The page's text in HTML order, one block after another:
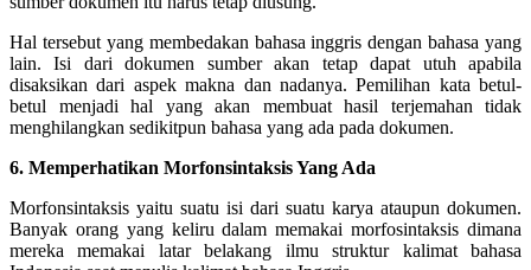
Hal tersebut yang membedakan bahasa inggris dengan bahasa yang
lain. Isi dari dokumen sumber akan tetap dapat utuh apabila
disaksikan dari aspek makna dan nadanya. Pemilihan kata betul-
betul menjadi hal yang akan membuat hasil terjemahan tidak
menghilangkan sedikitpun bahasa yang ada pada dokumen.
6. Memperhatikan Morfonsintaksis Yang Ada
Morfonsintaksis yaitu suatu isi dari suatu karya ataupun dokumen.
Banyak orang yang keliru dalam memakai morfosintaksis dimana
mereka memakai latar belakang ilmustruktur kalimat bahasa